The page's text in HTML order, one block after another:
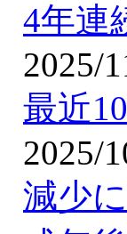
4年連
2025/
最近
2025/
減少